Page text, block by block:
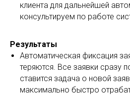
клиента для дальнейшей
консультируем по работе
Результаты
Автоматическая фиксация
теряются. Все заявки сразу
ставится задача о новой
максимально быстро